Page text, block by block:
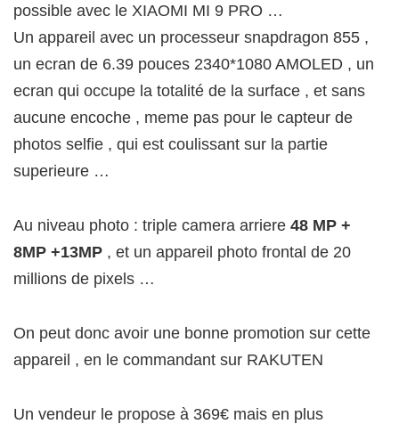
possible avec le XIAOMI MI 9 PRO …
Un appareil avec un processeur snapdragon 855 ,
un ecran de 6.39 pouces 2340*1080 AMOLED , un
ecran qui occupe la totalité de la surface , et sans
aucune encoche , meme pas pour le capteur de
photos selfie , qui est coulissant sur la partie
superieure …
Au niveau photo : triple camera arriere 48 MP +
8MP +13MP , et un appareil photo frontal de 20
millions de pixels …
On peut donc avoir une bonne promotion sur cette
appareil , en le commandant sur RAKUTEN
Un vendeur le propose à 369€ mais en plus